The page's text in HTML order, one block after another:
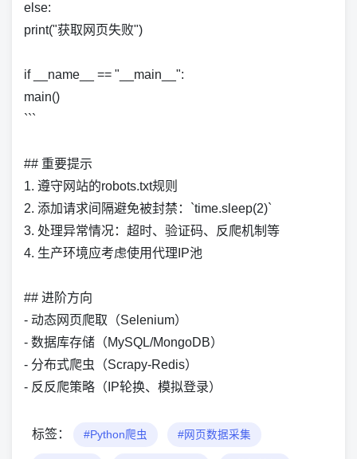
else:
print("获取网页失败")
if __name__ == "__main__":
main()
```
## 重要提示
1. 遵守网站的robots.txt规则
2. 添加请求间隔避免被封禁：`time.sleep(2)`
3. 处理异常情况：超时、验证码、反爬机制等
4. 生产环境应考虑使用代理IP池
## 进阶方向
- 动态网页爬取（Selenium）
- 数据库存储（MySQL/MongoDB）
- 分布式爬虫（Scrapy-Redis）
- 反反爬策略（IP轮换、模拟登录）
标签： #Python爬虫 #网页数据采集